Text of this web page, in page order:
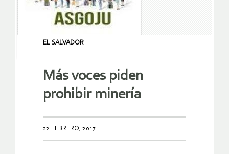
EL SALVADOR
Más voces piden
prohibir minería
22 FEBRERO, 2017